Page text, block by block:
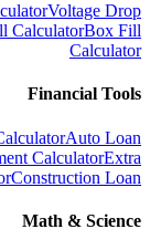
Voltage Drop
CalculatorBox Fill
Calculator
Financial Tools
Auto Loan
CalculatorExtra
Construction Loan
Math & Science